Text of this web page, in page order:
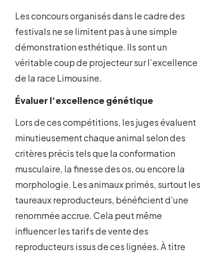
Les concours organisés dans le cadre des
festivals ne se limitent pas à une simple
démonstration esthétique. Ils sont un
véritable coup de projecteur sur l’excellence
de la race Limousine.
Évaluer l’excellence génétique
Lors de ces compétitions, les juges évaluent
minutieusement chaque animal selon des
critères précis tels que la conformation
musculaire, la finesse des os, ou encore la
morphologie. Les animaux primés, surtout les
taureaux reproducteurs, bénéficient d’une
renommée accrue. Cela peut même
influencer les tarifs de vente des
reproducteurs issus de ces lignées. À titre